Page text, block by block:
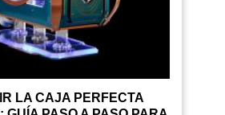
LA CAJA PERFECTA